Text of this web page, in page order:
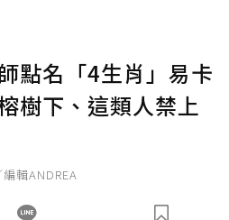
確認送出
：0點；前往 購買點數
點名「4生肖」易卡
樹下、這類人禁上
輯ANDREA